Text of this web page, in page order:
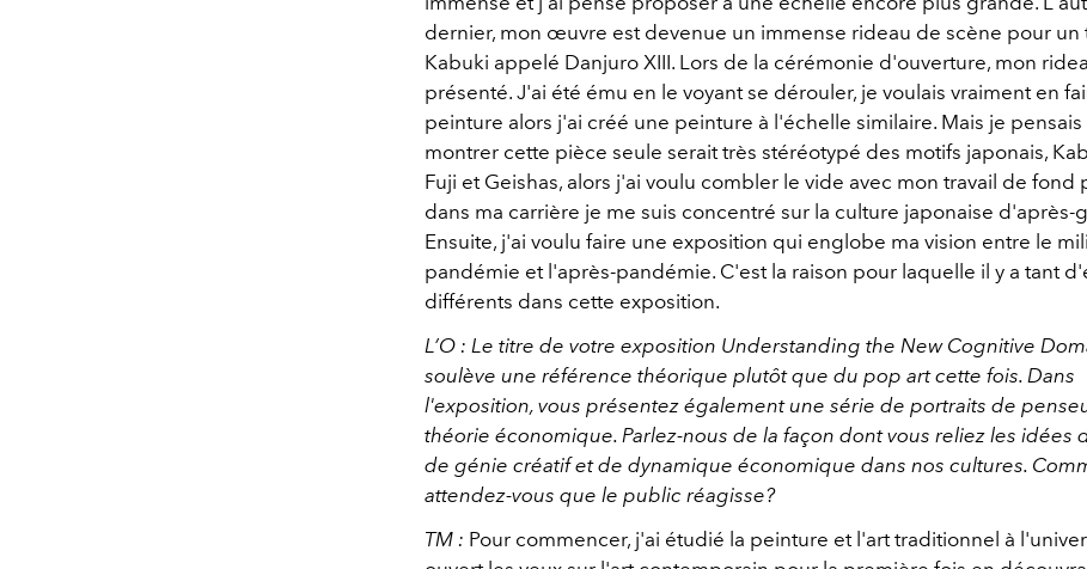
dernier, mon œuvre est devenue un immense rideau de scène pour un
Kabuki appelé Danjuro XIII. Lors de la cérémonie d'ouverture, mon
présenté. J'ai été ému en le voyant se dérouler, je voulais vraiment en
peinture alors j'ai créé une peinture à l'échelle similaire. Mais je
montrer cette pièce seule serait très stéréotypé des motifs japonais,
Fuji et Geishas, ​​alors j'ai voulu combler le vide avec mon travail de fond
dans ma carrière je me suis concentré sur la culture japonaise d'après-
Ensuite, j'ai voulu faire une exposition qui englobe ma vision entre le
pandémie et l'après-pandémie. C'est la raison pour laquelle il y a tant
différents dans cette exposition.
L’O : Le titre de votre exposition Understanding the New Cognitive
soulève une référence théorique plutôt que du pop art cette fois. Dans
l'exposition, vous présentez également une série de portraits de
théorie économique. Parlez-nous de la façon dont vous reliez les idées
de génie créatif et de dynamique économique dans nos cultures.
attendez-vous que le public réagisse?
TM : Pour commencer, j'ai étudié la peinture et l'art traditionnel à